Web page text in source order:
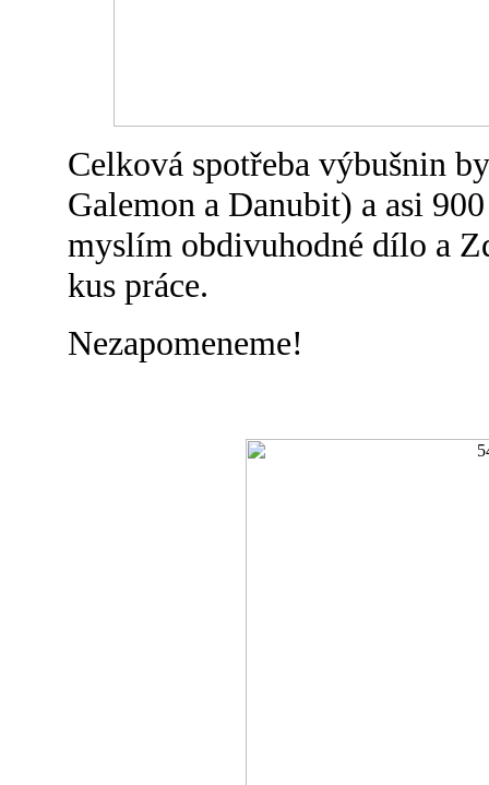
Celková spotřeba výbušnin
Galemon a Danubit) a asi
myslím obdivuhodné dílo a
kus práce.
Nezapomeneme!